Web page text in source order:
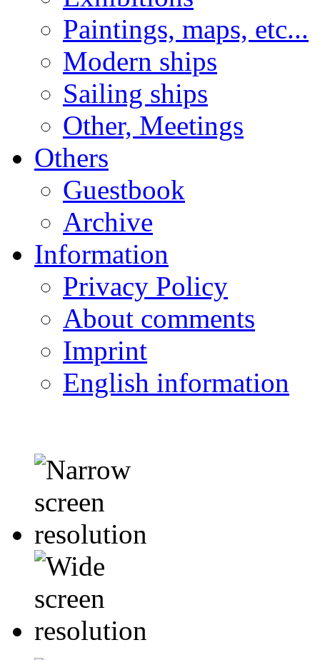
Paintings, maps, etc...
Modern ships
Sailing ships
Other, Meetings
Others
Guestbook
Archive
Information
Privacy Policy
About comments
Imprint
English information